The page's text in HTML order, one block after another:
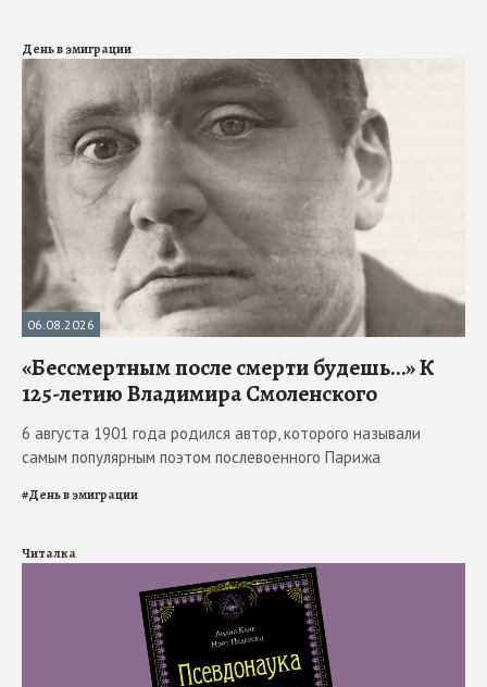
День в эмиграции
06.08.2026
«Бессмертным после смерти будешь…» К
125-летию Владимира Смоленского
6 августа 1901 года родился автор, которого называли
самым популярным поэтом послевоенного Парижа
#День в эмиграции
Читалка